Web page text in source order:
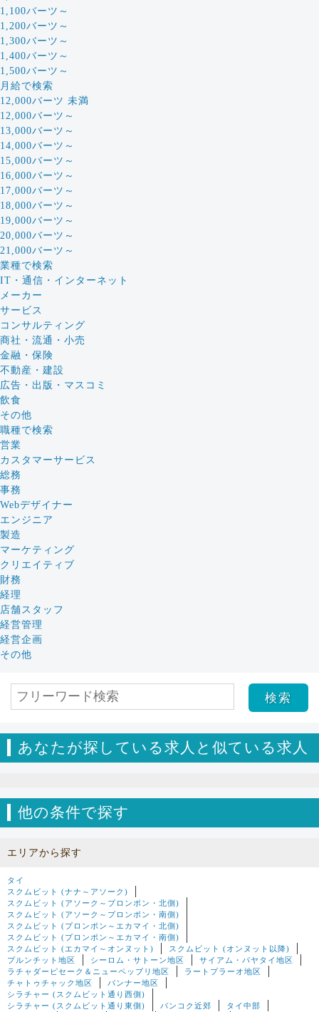
1,100バーツ～
1,200バーツ～
1,300バーツ～
1,400バーツ～
1,500バーツ～
月給で検索
12,000バーツ 未満
12,000バーツ～
13,000バーツ～
14,000バーツ～
15,000バーツ～
16,000バーツ～
17,000バーツ～
18,000バーツ～
19,000バーツ～
20,000バーツ～
21,000バーツ～
業種で検索
IT・通信・インターネット
メーカー
サービス
コンサルティング
商社・流通・小売
金融・保険
不動産・建設
広告・出版・マスコミ
飲食
その他
職種で検索
営業
カスタマーサービス
総務
事務
Webデザイナー
エンジニア
製造
マーケティング
クリエイティブ
財務
経理
店舗スタッフ
経営管理
経営企画
その他
あなたが探している求人と似ている求人
他の条件で探す
エリアから探す
タイ
スクムビット (ナナ～アソーク)
スクムビット (アソーク～プロンポン・北側)
スクムビット (アソーク～プロンポン・南側)
スクムビット (プロンポン～エカマイ・北側)
スクムビット (プロンポン～エカマイ・南側)
スクムビット (エカマイ～オンヌット)
スクムビット (オンヌット以降)
プルンチット地区
シーロム・サトーン地区
サイアム・パヤタイ地区
ラチャダーピセーク＆ニューペッブリ地区
ラートプラーオ地区
チャトゥチャック地区
バンナー地区
シラチャー (スクムビット通り西側)
シラチャー (スクムビット通り東側)
バンコク近郊
タイ中部